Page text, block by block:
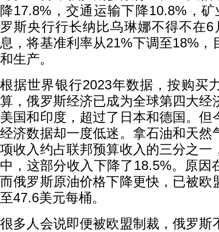
降17.8%，交通运输下降10.8%，
罗斯央行行长纳比乌琳娜不得不在
息，将基准利率从21%下调至18%，
和生产。
根据世界银行2023年数据，按购买
算，俄罗斯经济已成为全球第四大经
美国和印度，超过了日本和德国。但
经济数据却一度低迷。拿石油和天然
项收入约占联邦预算收入的三分之一
中，这部分收入下降了18.5%。原因
而俄罗斯原油价格下降更快，已被欧
至47.6美元每桶。
很多人会说即便被欧盟制裁，俄罗斯